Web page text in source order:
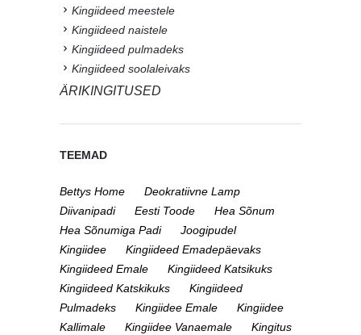
Kingiideed meestele
Kingiideed naistele
Kingiideed pulmadeks
Kingiideed soolaleivaks
ÄRIKINGITUSED
TEEMAD
Bettys Home
Deokratiivne Lamp
Diivanipadi
Eesti Toode
Hea Sõnum
Hea Sõnumiga Padi
Joogipudel
Kingiidee
Kingiideed Emadepäevaks
Kingiideed Emale
Kingiideed Katsikuks
Kingiideed Katskikuks
Kingiideed
Pulmadeks
Kingiidee Emale
Kingiidee
Kallimale
Kingiidee Vanaemale
Kingitus